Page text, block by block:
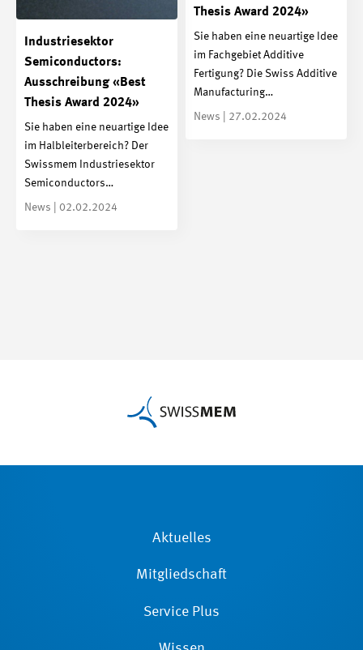
Thesis Award 2024»
Sie haben eine neuartige Idee
im Fachgebiet Additive
Fertigung? Die Swiss Additive
Manufacturing…
News | 27.02.2024
Industriesektor
Semiconductors:
Ausschreibung «Best
Thesis Award 2024»
Sie haben eine neuartige Idee
im Halbleiterbereich? Der
Swissmem Industriesektor
Semiconductors…
News | 02.02.2024
Aktuelles
Mitgliedschaft
Service Plus